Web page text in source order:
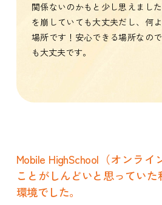
関係ないのかもと少し思えまし
を崩していても大丈夫だし、何
場所です！安心できる場所なの
も大丈夫です。
Mobile HighSchool（オンラ
ことがしんどいと思ってい
環境でした。